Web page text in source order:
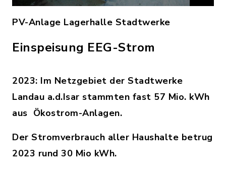
PV-Anlage Lagerhalle Stadtwerke
Einspeisung EEG-Strom
2023: Im Netzgebiet der Stadtwerke
Landau a.d.Isar stammten fast 57 Mio. kWh
aus Ökostrom-Anlagen.
Der Stromverbrauch aller Haushalte betrug
2023 rund 30 Mio kWh.